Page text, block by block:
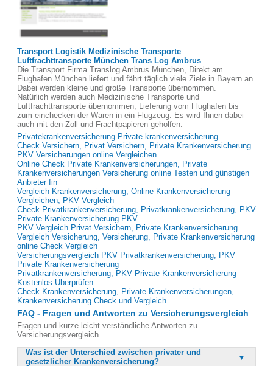
Transport Logistik Medizinische Transporte
Luftfrachttransporte München Trans Log Ambrus
Die Transport Firma Translog Ambrus München, Direkt am
Flughafen München liefert und fährt täglich viele Ziele in Bayern an.
Dabei werden kleine und große Transporte übernommen.
Natürlich werden auch Medizinische Transporte und
Luftfrachttransporte übernommen, Lieferung vom Flughafen bis
zum einchecken der Waren in ein Flugzeug. Es wird Ihnen dabei
auch mit den Zoll und Frachtpapieren geholfen.
Privatekrankenversicherung Private krankenversicherung
Check Versichern, Privat Versichern, Private Krankenversicherung
PKV Versicherungen online Vergleichen
Online Check Private Krankenversicherungen, Private
Krankenversicherungen Versicherung online Testen und günstigen
Anbieter fin
Vergleich Krankenversicherung, Online Krankenversicherung
Vergleichen, PKV Vergleich
Check Privatkrankenversicherung, Privatkrankenversicherung, PKV
Private Krankenversicherung PKV
PKV Vergleich Privat Versichern, Private Krankenversicherung
Vergleich Versicherung, Versicherung, Private Krankenversicherung
online Check Vergleich
Versicherungsvergleich PKV Privatkrankenversicherung, PKV
Private Krankenversicherung
Privatkrankenversicherung, PKV Private Krankenversicherung
Kostenlos Überprüfen
Check Krankenversicherung, Private Krankenversicherungen,
Krankenversicherung Check und Vergleich
FAQ - Fragen und Antworten zu Versicherungsvergleich
Fragen und kurze leicht verständliche Antworten zu
Versicherungsvergleich
Was ist der Unterschied zwischen privater und
gesetzlicher Krankenversicherung?